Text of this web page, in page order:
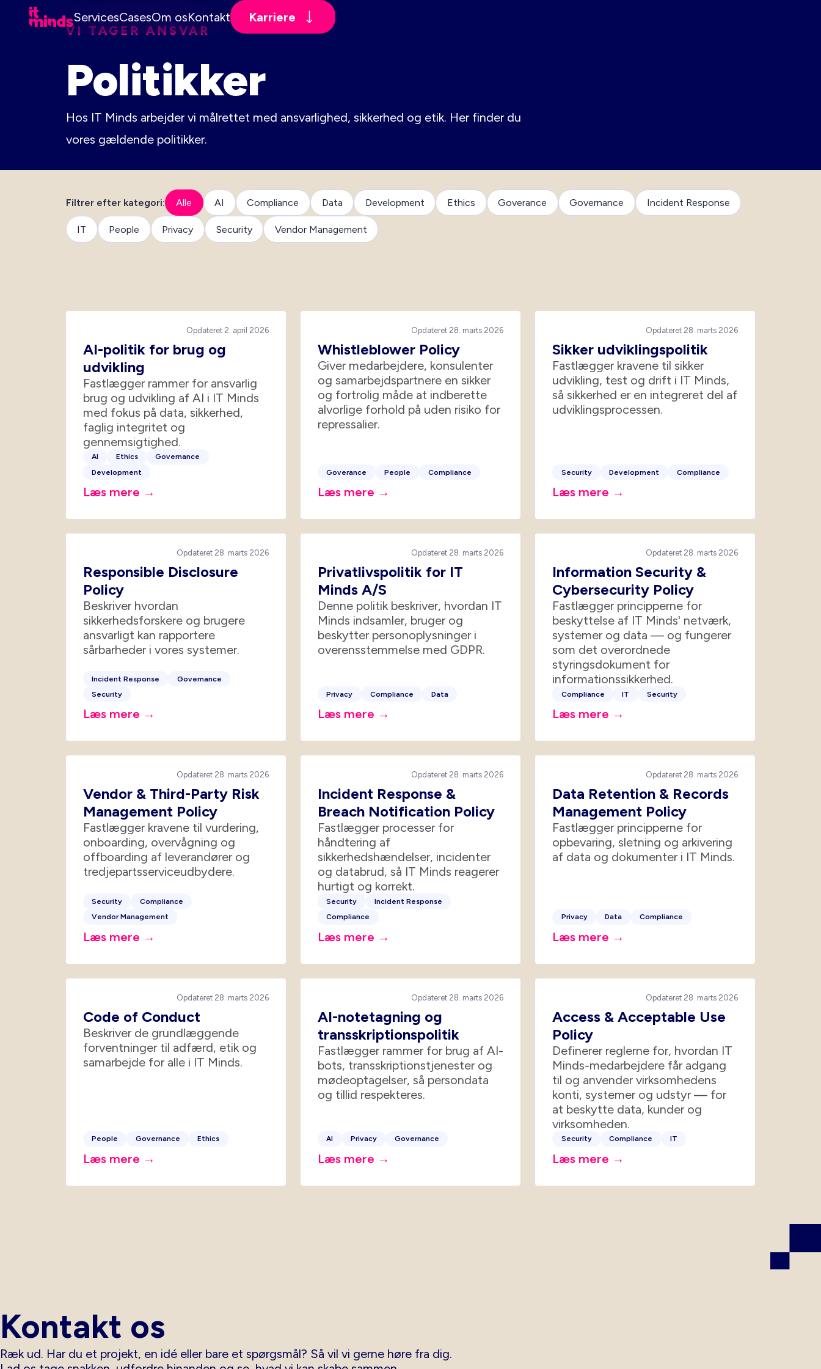
ServicesCasesOm osKontakt
Karriere
VI TAGER ANSVAR
Politikker
Hos IT Minds arbejder vi målrettet med ansvarlighed, sikkerhed og etik. Her finder du
vores gældende politikker.
Filtrer efter kategori: Alle AI Compliance Data Development Ethics Goverance Governance Incident Response
IT People Privacy Security Vendor Management
Opdateret 2. april 2026
AI-politik for brug og
udvikling
Fastlægger rammer for ansvarlig
brug og udvikling af AI i IT Minds
med fokus på data, sikkerhed,
faglig integritet og
gennemsigtighed.
AI Ethics
Governance
Development
Læs mere →
Opdateret 28. marts 2026
Whistleblower Policy
Giver medarbejdere, konsulenter
og samarbejdspartnere en sikker
og fortrolig måde at indberette
alvorlige forhold på uden risiko for
repressalier.
Goverance People Compliance
Læs mere →
Opdateret 28. marts 2026
Sikker udviklingspolitik
Fastlægger kravene til sikker
udvikling, test og drift i IT Minds,
så sikkerhed er en integreret del af
udviklingsprocessen.
Security Development Compliance
Læs mere →
Opdateret 28. marts 2026
Responsible Disclosure
Policy
Beskriver hvordan
sikkerhedsforskere og brugere
ansvarligt kan rapportere
sårbarheder i vores systemer.
Incident Response
Governance
Security
Læs mere →
Opdateret 28. marts 2026
Privatlivspolitik for IT
Minds A/S
Denne politik beskriver, hvordan IT
Minds indsamler, bruger og
beskytter personoplysninger i
overensstemmelse med GDPR.
Privacy Compliance Data
Læs mere →
Opdateret 28. marts 2026
Information Security &
Cybersecurity Policy
Fastlægger principperne for
beskyttelse af IT Minds' netværk,
systemer og data — og fungerer
som det overordnede
styringsdokument for
informationssikkerhed.
Compliance IT Security
Læs mere →
Opdateret 28. marts 2026
Vendor & Third-Party Risk
Management Policy
Fastlægger kravene til vurdering,
onboarding, overvågning og
offboarding af leverandører og
tredjepartsserviceudbydere.
Security
Compliance
Vendor Management
Læs mere →
Opdateret 28. marts 2026
Incident Response &
Breach Notification Policy
Fastlægger processer for
håndtering af
sikkerhedshændelser, incidenter
og databrud, så IT Minds reagerer
hurtigt og korrekt.
Security
Incident Response
Compliance
Læs mere →
Opdateret 28. marts 2026
Data Retention & Records
Management Policy
Fastlægger principperne for
opbevaring, sletning og arkivering
af data og dokumenter i IT Minds.
Privacy Data Compliance
Læs mere →
Opdateret 28. marts 2026
Code of Conduct
Beskriver de grundlæggende
forventninger til adfærd, etik og
samarbejde for alle i IT Minds.
People Governance Ethics
Læs mere →
Opdateret 28. marts 2026
AI-notetagning og
transskriptionspolitik
Fastlægger rammer for brug af AI-
bots, transskriptionstjenester og
mødeoptagelser, så persondata
og tillid respekteres.
AI Privacy Governance
Læs mere →
Opdateret 28. marts 2026
Access & Acceptable Use
Policy
Definerer reglerne for, hvordan IT
Minds-medarbejdere får adgang
til og anvender virksomhedens
konti, systemer og udstyr — for
at beskytte data, kunder og
virksomheden.
Security Compliance IT
Læs mere →
Kontakt os
Ræk ud. Har du et projekt, en idé eller bare et spørgsmål? Så vil vi gerne høre fra dig.